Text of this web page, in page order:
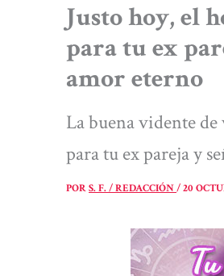
Justo hoy, el
para tu ex
amor eterno
La buena vidente
para tu ex pareja y
PORS. F. / REDACCIÓN/20